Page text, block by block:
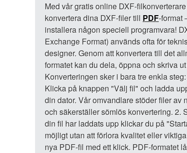
Med vår gratis online DXF-
konvertera dina DXF-filer till PDF-format
installera någon speciell programvara!
Exchange Format) används ofta för
designer. Genom att konvertera till det
formatet kan du dela, öppna och skriva
Konverteringen sker i bara tre enkla
Klicka på knappen "Välj fil" och ladda
din dator. Vår omvandlare stöder filer av
och säkerställer sömlös konvertering. 2.
din fil har laddats upp klickar du på
möjligt utan att förlora kvalitet eller
nya PDF-fil med ett klick. PDF-formatet